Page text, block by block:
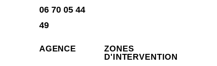
06 70 05 44
49
AGENCE
ZONES
D'INTERVENTION